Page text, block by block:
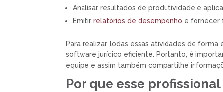
Analisar resultados de produtividade e
Emitirrelatórios de desempenho e fornecer
Para realizar todas essas atividades de
software jurídico eficiente. Portanto, é
equipe e assim também compartilhe
Por que esse